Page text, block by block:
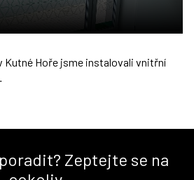
Hoře jsme instalovali vnitřní
Zeptejte se na